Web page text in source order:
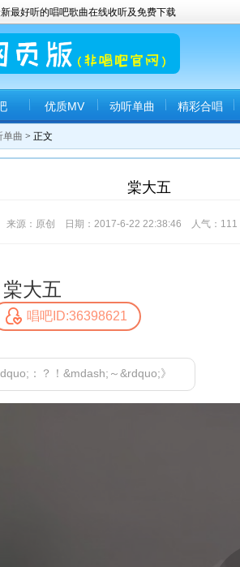
新最好听的唱吧歌曲在线收听及免费下载
优质MV 动听单曲 精彩合唱
单曲 > 正文
棠大五
来源：原创 日期：2017-6-22 22:38:46 人气： 111
棠大五
唱吧ID:36398621
：？！&mdash;～&rdquo;》